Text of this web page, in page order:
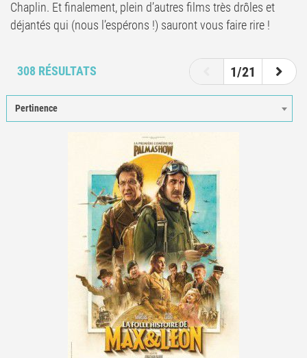
Chaplin. Et finalement, plein d’autres films très drôles et
déjantés qui (nous l’espérons !) sauront vous faire rire !
308 RÉSULTATS
1/21
Pertinence